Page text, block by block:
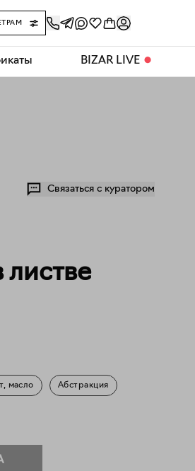
BIZAR LIVE ⬤
Связаться с куратором
масло Абстракция